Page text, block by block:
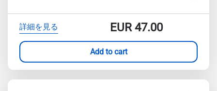
詳細を見る EUR47.00
Add to cart